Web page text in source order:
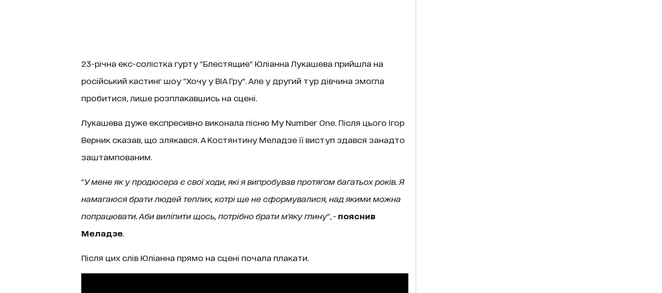
23-річна екс-солістка гурту "Блестящие" Юліанна Лукашева прийшла на
російський кастинг шоу "Хочу у ВІА Гру". Але у другий тур дівчина змогла
пробитися, лише розплакавшись на сцені.
Лукашева дуже експресивно виконала пісню My Number One. Після цього Ігор
Верник сказав, що злякався. А Костянтину Меладзе її виступ здався занадто
заштампованим.
"У мене як у продюсера є свої ходи, які я випробував протягом багатьох років. Я
намагаюся брати людей теплих, котрі ще не сформувалися, над якими можна
попрацювати. Аби виліпити щось, потрібно брати м'яку глину", - пояснив
Меладзе.
Після цих слів Юліанна прямо на сцені почала плакати.